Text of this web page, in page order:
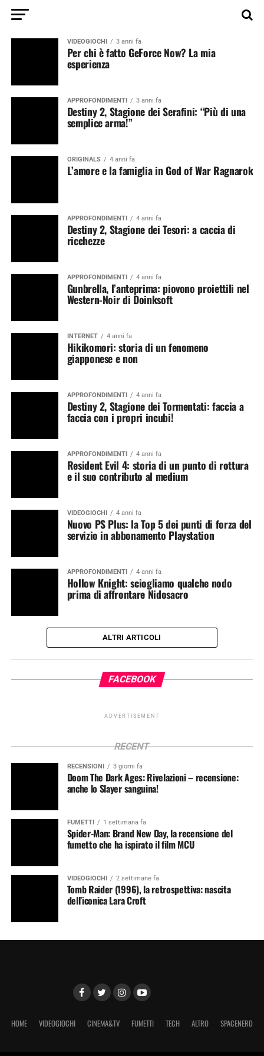
VIDEOGIOCHI 3 anni fa
Per chi è fatto GeForce Now? La mia
esperienza
APPROFONDIMENTI 3 anni fa
Destiny 2, Stagione dei Serafini: “Più di una
semplice arma!”
ORIGINALS 4 anni fa
L’amore e la famiglia in God of War Ragnarok
APPROFONDIMENTI 4 anni fa
Destiny 2, Stagione dei Tesori: a caccia di
ricchezze
APPROFONDIMENTI 4 anni fa
Gunbrella, l’anteprima: piovono proiettili nel
Western-Noir di Doinksoft
INTERNET 4 anni fa
Hikikomori: storia di un fenomeno
giapponese e non
APPROFONDIMENTI 4 anni fa
Destiny 2, Stagione dei Tormentati: faccia a
faccia con i propri incubi!
APPROFONDIMENTI 4 anni fa
Resident Evil 4: storia di un punto di rottura
e il suo contributo al medium
VIDEOGIOCHI 4 anni fa
Nuovo PS Plus: la Top 5 dei punti di forza del
servizio in abbonamento Playstation
APPROFONDIMENTI 4 anni fa
Hollow Knight: sciogliamo qualche nodo
prima di affrontare Nidosacro
ALTRI ARTICOLI
FACEBOOK
ADVERTISEMENT
RECENT
RECENSIONI 3 giorni fa
Doom The Dark Ages: Rivelazioni – recensione:
anche lo Slayer sanguina!
FUMETTI 1 settimana fa
Spider-Man: Brand New Day, la recensione del
fumetto che ha ispirato il film MCU
VIDEOGIOCHI 2 settimane fa
Tomb Raider (1996), la retrospettiva: nascita
dell’iconica Lara Croft
HOME VIDEOGIOCHI CINEMA&TV FUMETTI TECH ALTRO SPACENERD